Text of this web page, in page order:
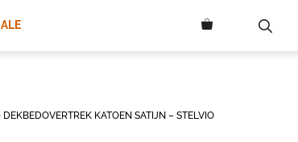
DEKBEDOVERTREK KATOEN SATIJN – STELVIO